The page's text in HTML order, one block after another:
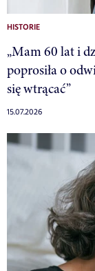
HISTORIE
„Mam 60 lat i
poprosiła o
się wtrącać”
15.07.2026